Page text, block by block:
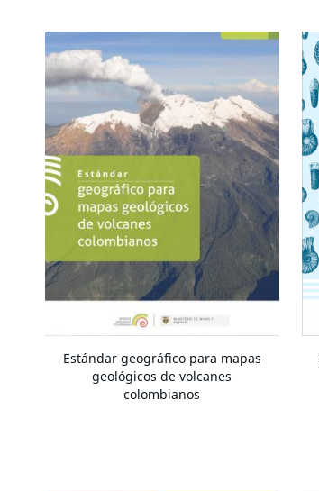
Estándar geográfico para mapas
geológicos de volcanes
colombianos